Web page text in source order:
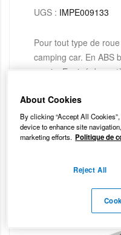
UGS : IMPE009133
Pour tout type de
camping car. En ABS
vernie. Equipé du
pastille
une sécurité accrue.
clipsage sur la jante.
About Cookies
By clicking “Accept All
device to enhance site
marketing efforts. Politique de
Reject All